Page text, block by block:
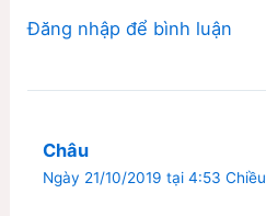
Đăng nhập để bình luận
Châu
Ngày 21/10/2019 tại 4:53 Chiều